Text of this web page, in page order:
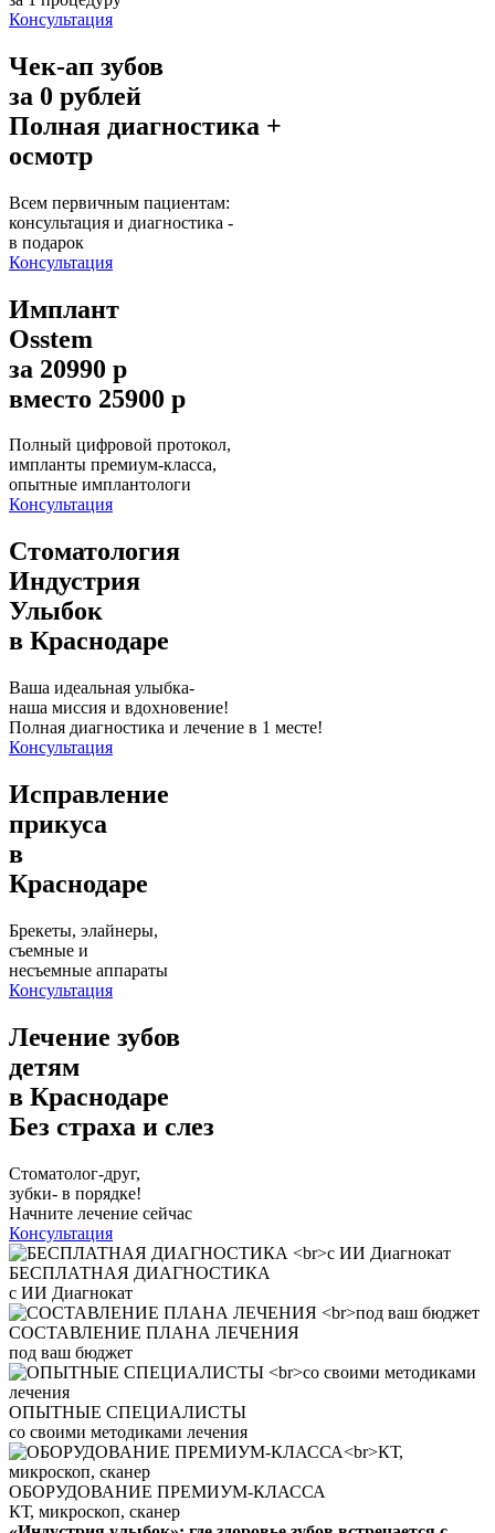
Консультация
Чек-ап зубов
за 0 рублей
Полная диагностика +
осмотр
Всем первичным пациентам:
консультация и диагностика -
в подарок
Консультация
Имплант
Osstem
за 20990 р
вместо 25900 р
Полный цифровой протокол,
импланты премиум-класса,
опытные имплантологи
Консультация
Стоматология
Индустрия
Улыбок
в Краснодаре
Ваша идеальная улыбка-
наша миссия и вдохновение!
Полная диагностика и лечение в 1 месте!
Консультация
Исправление
прикуса
в
Краснодаре
Брекеты, элайнеры,
съемные и
несъемные аппараты
Консультация
Лечение зубов
детям
в Краснодаре
Без страха и слез
Стоматолог-друг,
зубки- в порядке!
Начните лечение сейчас
Консультация
БЕСПЛАТНАЯ ДИАГНОСТИКА
с ИИ Диагнокат
СОСТАВЛЕНИЕ ПЛАНА ЛЕЧЕНИЯ
под ваш бюджет
ОПЫТНЫЕ СПЕЦИАЛИСТЫ
со своими методиками лечения
ОБОРУДОВАНИЕ ПРЕМИУМ-КЛАССА
КТ, микроскоп, сканер